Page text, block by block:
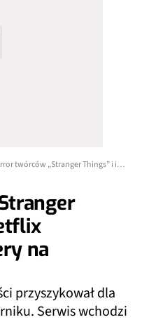
Horror twórców „Stranger Things” i inne – Netflix zapowiada premiery na październik
na
przyszykował dla
Serwis wchodzi